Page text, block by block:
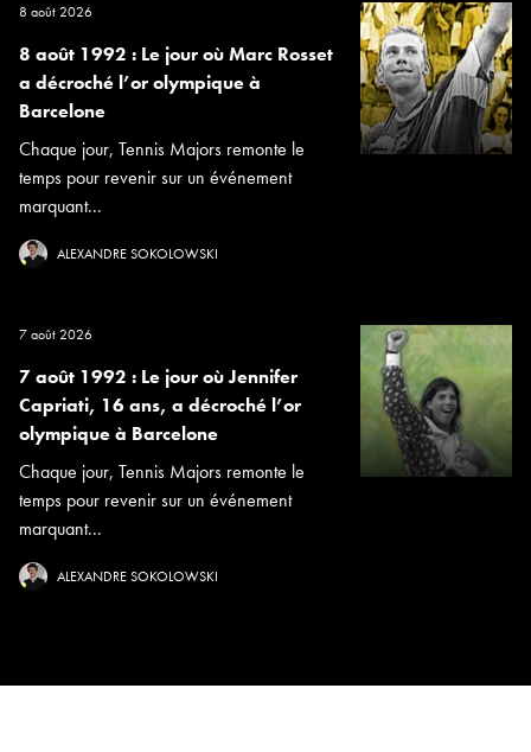
8 août 2026
8 août 1992 : Le jour où Marc Rosset
a décroché l’or olympique à
Barcelone
Chaque jour, Tennis Majors remonte le
temps pour revenir sur un événement
marquant...
ALEXANDRE SOKOLOWSKI
7 août 2026
7 août 1992 : Le jour où Jennifer
Capriati, 16 ans, a décroché l’or
olympique à Barcelone
Chaque jour, Tennis Majors remonte le
temps pour revenir sur un événement
marquant...
ALEXANDRE SOKOLOWSKI